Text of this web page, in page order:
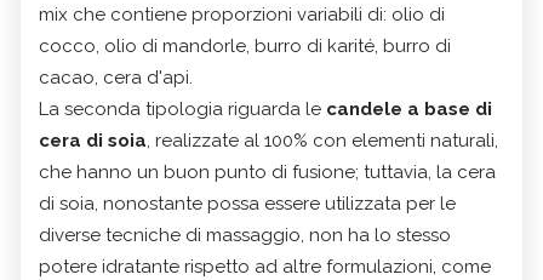
mix che contiene proporzioni variabili di: olio di
cocco, olio di mandorle, burro di karité, burro di
cacao, cera d'api.
La seconda tipologia riguarda le candele a base di
cera di soia, realizzate al 100% con elementi naturali,
che hanno un buon punto di fusione; tuttavia, la cera
di soia, nonostante possa essere utilizzata per le
diverse tecniche di massaggio, non ha lo stesso
potere idratante rispetto ad altre formulazioni, come